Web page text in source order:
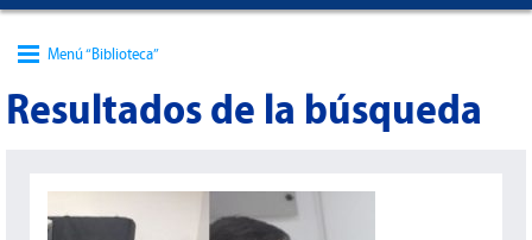
Menú “Biblioteca”
Resultados de la búsqueda